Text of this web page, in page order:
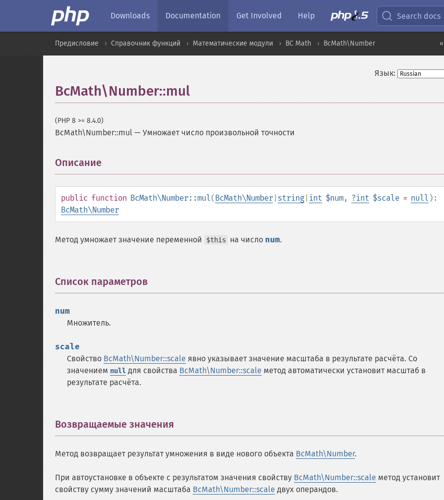
Downloads Documentation Get Involved Help Search docs
Предисловие Справочник функций Математические модули BC Math BcMath\Number
Язык:
BcMath\Number::mul
(PHP 8 >= 8.4.0)
BcMath\Number::mul — Умножает число произвольной точности
Описание
public function BcMath\Number::mul(BcMath\Number string int $num, ?int $scale = null ):
BcMath\Number
Метод умножает значение переменной $this на число num.
Список параметров
num
Множитель.
scale
Свойство BcMath\Number::scale явно указывает значение масштаба в результате расчёта. Со
значением null для свойства BcMath\Number::scale метод автоматически установит масштаб в
результате расчёта.
Возвращаемые значения
Метод возвращает результат умножения в виде нового объекта BcMath\Number.
При автоустановке в объекте с результатом значения свойству BcMath\Number::scale метод установит
свойству сумму значений масштаба BcMath\Number::scale двух операндов.